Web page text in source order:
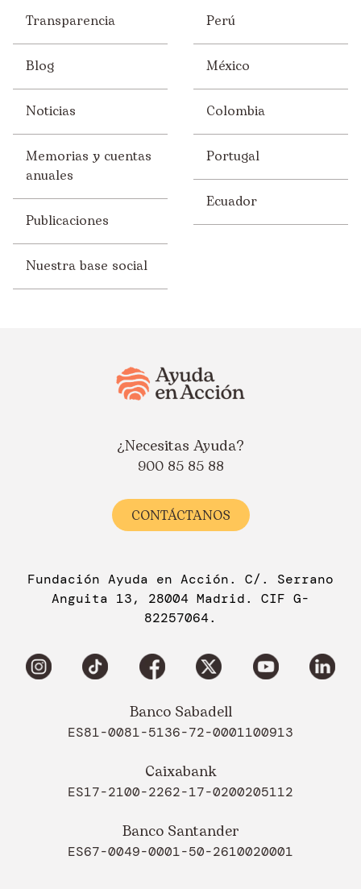
Transparencia
Blog
Noticias
Memorias y cuentas
anuales
Publicaciones
Nuestra base social
Perú
México
Colombia
Portugal
Ecuador
¿Necesitas Ayuda?
900 85 85 88
CONTÁCTANOS
Fundación Ayuda en Acción. C/. Serrano
Anguita 13, 28004 Madrid. CIF G-
82257064.
Banco Sabadell
ES81-0081-5136-72-0001100913
Caixabank
ES17-2100-2262-17-0200205112
Banco Santander
ES67-0049-0001-50-2610020001